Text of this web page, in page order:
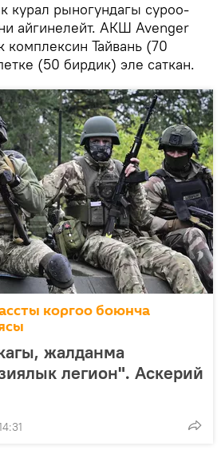
курал рыногундагы суроо-
айгинелейт. АКШ Avenger
комплексин Тайвань (70
(50 бирдик) эле саткан.
коргоо боюнча
жалданма
легион". Аскерий